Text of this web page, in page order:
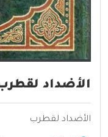
الأضداد
الأضداد لقطرب